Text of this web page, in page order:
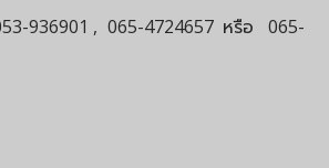
936901 , 065-4724657 หรือ
065-